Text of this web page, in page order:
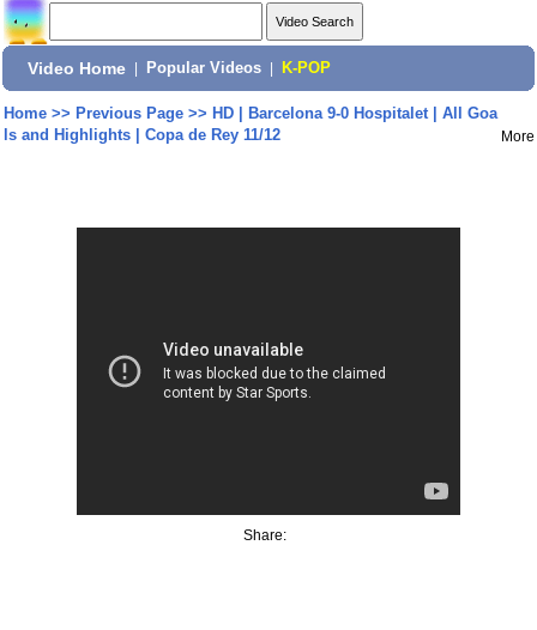
Video Home Popular Videos K-POP
Home>> Previous Page>> HD | Barcelona 9-0 Hospitalet | All Goa
ls and Highlights | Copa de Rey 11/12
More
Share: